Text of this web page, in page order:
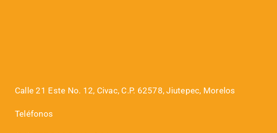
Calle 21 Este No. 12, Civac, C.P. 62578, Jiutepec, Morelos
Teléfonos